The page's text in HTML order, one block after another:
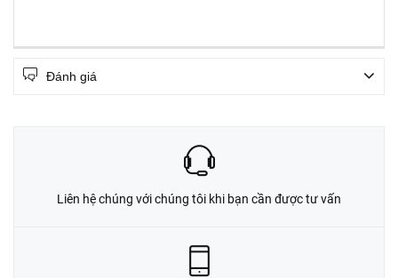
Đánh giá
Liên hệ chúng với chúng tôi khi bạn cần được tư vấn